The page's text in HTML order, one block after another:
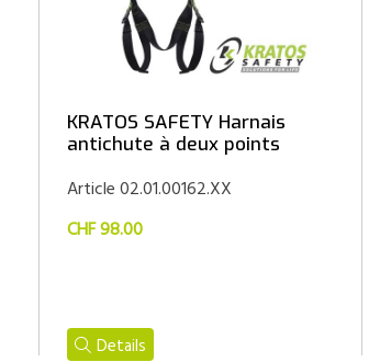
KRATOS SAFETY Harnais
antichute à deux points
Article 02.01.00162.XX
CHF 98.00
Details